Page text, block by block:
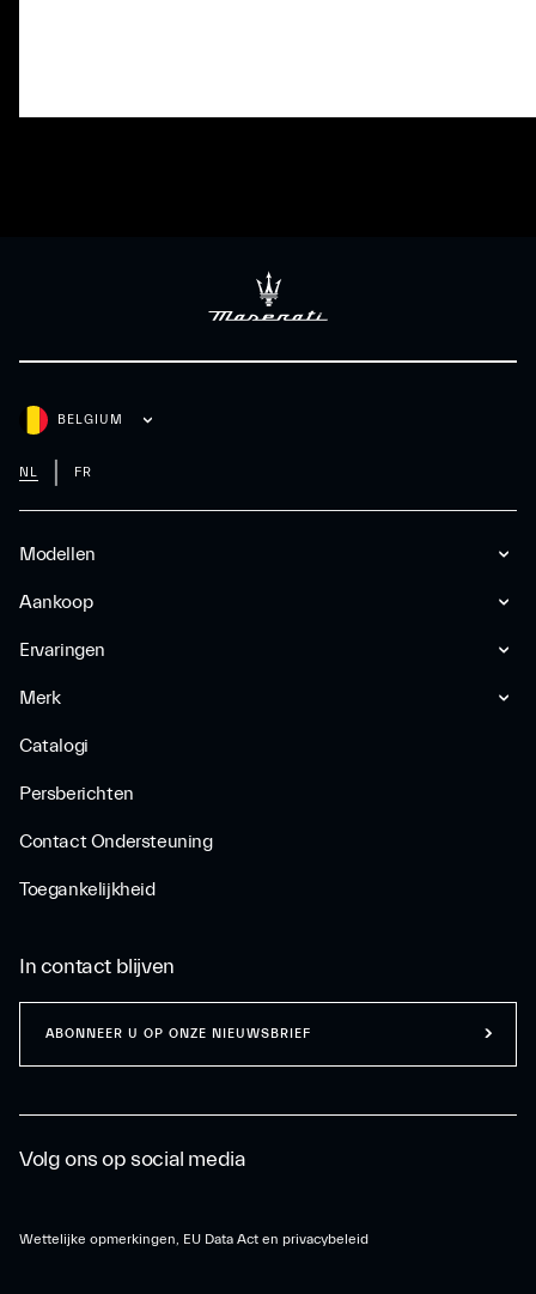
Modellen
Aankoop
Ervaringen
Merk
Catalogi
Persberichten
Contact Ondersteuning
Toegankelijkheid
BELGIUM
NL FR
Volg ons op social media
Wettelijke opmerkingen, EU Data Act en privacybeleid
In contact blijven
ABONNEER U OP ONZE NIEUWSBRIEF